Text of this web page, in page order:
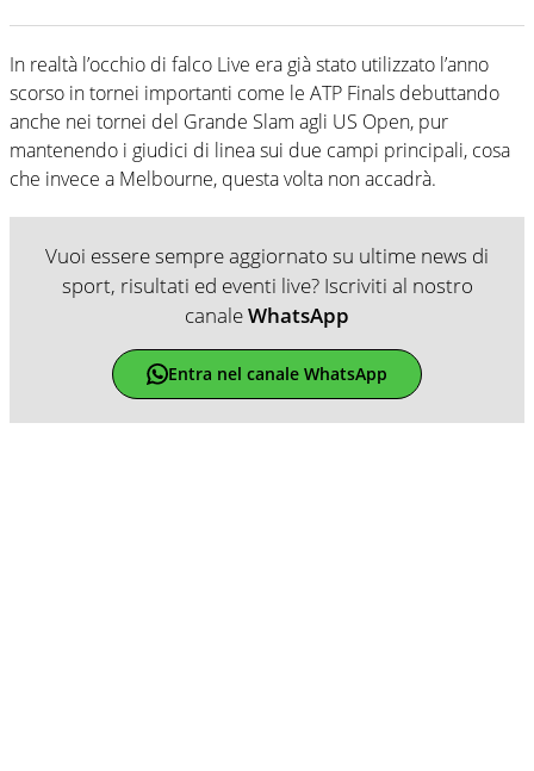
In realtà l’occhio di falco Live era già stato utilizzato l’anno
scorso in tornei importanti come le ATP Finals debuttando
anche nei tornei del Grande Slam agli US Open, pur
mantenendo i giudici di linea sui due campi principali, cosa
che invece a Melbourne, questa volta non accadrà.
Vuoi essere sempre aggiornato su ultime news di
sport, risultati ed eventi live? Iscriviti al nostro
canaleWhatsApp
Entra nel canale WhatsApp